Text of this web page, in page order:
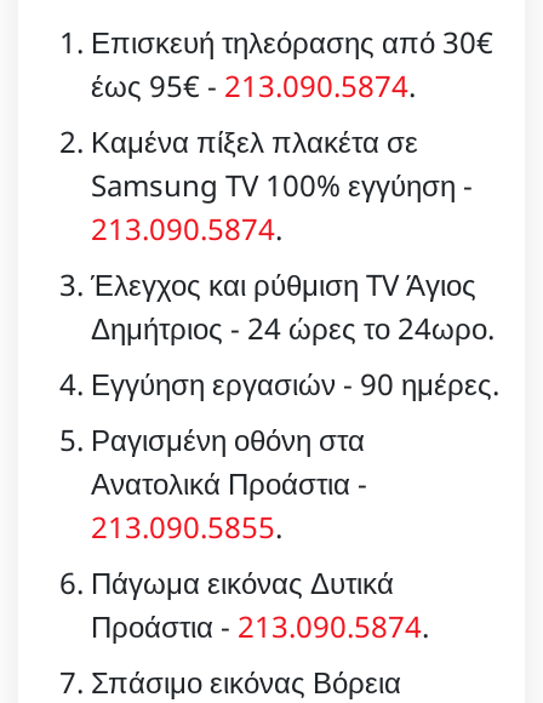
Επισκευή τηλεόρασης από 30€
έως 95€ - 213.090.5874.
Καμένα πίξελ πλακέτα σε
Samsung TV 100% εγγύηση -
213.090.5874.
Έλεγχος και ρύθμιση TV Άγιος
Δημήτριος - 24 ώρες το 24ωρο.
Εγγύηση εργασιών - 90 ημέρες.
Ραγισμένη οθόνη στα
Ανατολικά Προάστια -
213.090.5855.
Πάγωμα εικόνας Δυτικά
Προάστια - 213.090.5874.
Σπάσιμο εικόνας Βόρεια